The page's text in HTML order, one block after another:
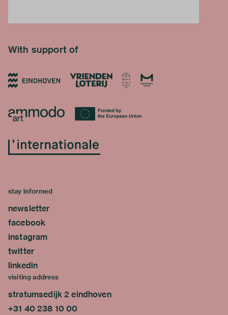
With support of
stay informed
newsletter
facebook
instagram
twitter
linkedin
visiting address
stratumsedijk 2 eindhoven
+31 40 238 10 00